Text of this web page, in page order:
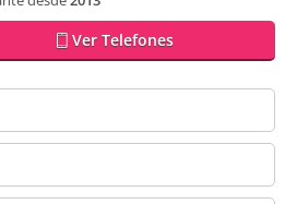
Ver Telefones